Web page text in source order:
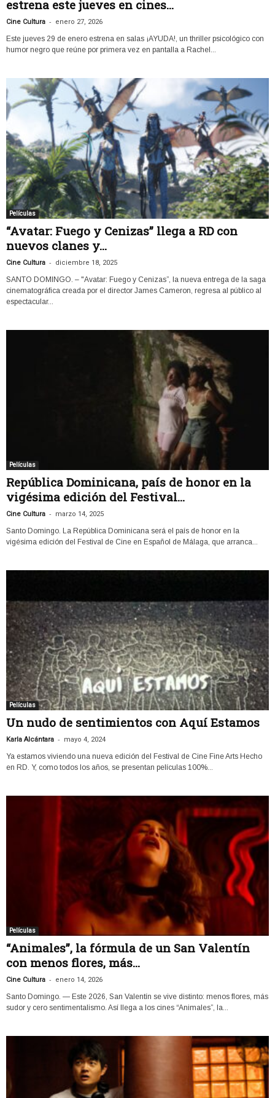
estrena este jueves en cines...
Cine Cultura - enero 27, 2026
Este jueves 29 de enero estrena en salas ¡AYUDA!, un thriller psicológico con
humor negro que reúne por primera vez en pantalla a Rachel...
Películas
“Avatar: Fuego y Cenizas” llega a RD con
nuevos clanes y...
Cine Cultura - diciembre 18, 2025
SANTO DOMINGO. – "Avatar: Fuego y Cenizas”, la nueva entrega de la saga
cinematográfica creada por el director James Cameron, regresa al público al
espectacular...
Películas
República Dominicana, país de honor en la
vigésima edición del Festival...
Cine Cultura - marzo 14, 2025
Santo Domingo. La República Dominicana será el país de honor en la
vigésima edición del Festival de Cine en Español de Málaga, que arranca...
Películas
Un nudo de sentimientos con Aquí Estamos
Karla Alcántara - mayo 4, 2024
Ya estamos viviendo una nueva edición del Festival de Cine Fine Arts Hecho
en RD. Y, como todos los años, se presentan películas 100%...
Películas
“Animales”, la fórmula de un San Valentín
con menos flores, más...
Cine Cultura - enero 14, 2026
Santo Domingo. — Este 2026, San Valentín se vive distinto: menos flores, más
sudor y cero sentimentalismo. Así llega a los cines “Animales”, la...